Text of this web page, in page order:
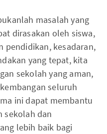
masalah yang
dirasakan oleh siswa,
pendidikan, kesadaran,
yang tepat, kita
sekolah yang aman,
seluruh
ini dapat membantu
sekolah dan
lebih baik bagi